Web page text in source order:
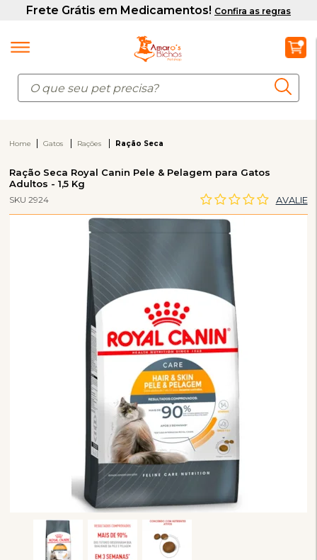
Home Gatos Rações Ração Seca
Ração Seca Royal Canin Pele & Pelagem para Gatos
Adultos - 1,5 Kg
SKU 2924 AVALIE